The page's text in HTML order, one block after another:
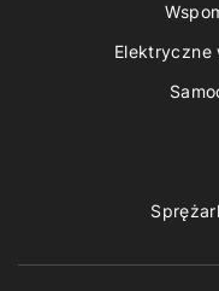
Elektryczne